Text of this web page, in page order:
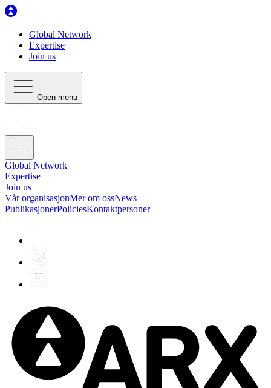
Global Network
Expertise
Join us
Open menu
Global Network
Expertise
Join us
Vår organisasjonMer om ossNews
PublikasjonerPoliciesKontaktpersoner